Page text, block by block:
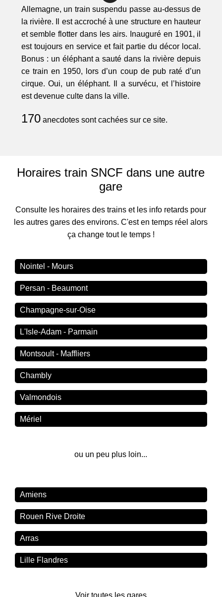
Allemagne, un train suspendu passe au-dessus de
la rivière. Il est accroché à une structure en hauteur
et semble flotter dans les airs. Inauguré en 1901, il
est toujours en service et fait partie du décor local.
Bonus : un éléphant a sauté dans la rivière depuis
ce train en 1950, lors d’un coup de pub raté d’un
cirque. Oui, un éléphant. Il a survécu, et l’histoire
est devenue culte dans la ville.
170anecdotes sont cachées sur ce site.
Horaires train SNCF dans une autre
gare
Consulte les horaires des trains et les info retards pour
les autres gares des environs. C'est en temps réel alors
ça change tout le temps !
Nointel - Mours
Persan - Beaumont
Champagne-sur-Oise
L'Isle-Adam - Parmain
Montsoult - Maffliers
Chambly
Valmondois
Mériel
ou un peu plus loin...
Amiens
Rouen Rive Droite
Arras
Lille Flandres
Voir toutes les gares